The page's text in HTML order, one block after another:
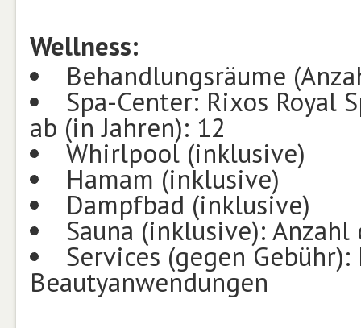
Wellness:
Behandlungsräume
Spa-Center: Rixos Royal
ab (in Jahren): 12
Whirlpool (inklusive)
Hamam (inklusive)
Dampfbad (inklusive)
Sauna (inklusive): Anzahl
Services (gegen
Beautyanwendungen